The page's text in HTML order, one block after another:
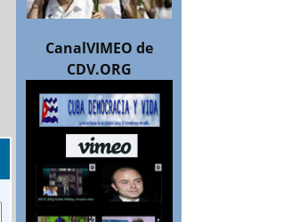
CanalVIMEO de
CDV.ORG